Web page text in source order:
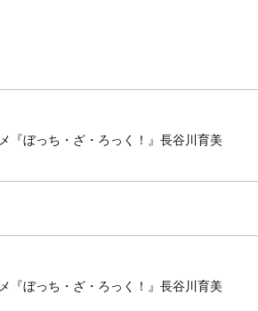
『ぼっち・ざ・ろっく！』長谷川育美
『ぼっち・ざ・ろっく！』長谷川育美